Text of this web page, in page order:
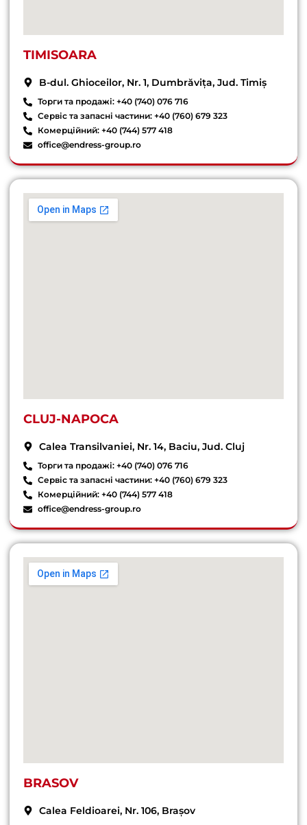
TIMISOARA
B-dul. Ghioceilor, Nr. 1, Dumbrăvița, Jud. Timiș
Торги та продажі: +40 (740) 076 716
Сервіс та запасні частини: +40 (760) 679 323
Комерційний: +40 (744) 577 418
office@endress-group.ro
CLUJ-NAPOCA
Calea Transilvaniei, Nr. 14, Baciu, Jud. Cluj
Торги та продажі: +40 (740) 076 716
Сервіс та запасні частини: +40 (760) 679 323
Комерційний: +40 (744) 577 418
office@endress-group.ro
BRASOV
Calea Feldioarei, Nr. 106, Brașov